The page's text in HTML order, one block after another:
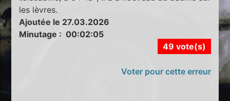
les lèvres.
Ajoutée le 27.03.2026
Minutage : 00:02:05
49 vote(s)
Voter pour cette erreur